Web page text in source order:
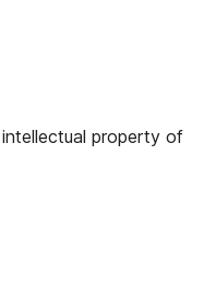
ہمارے
property of